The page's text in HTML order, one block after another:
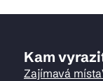
Kam
Zajímavá místa